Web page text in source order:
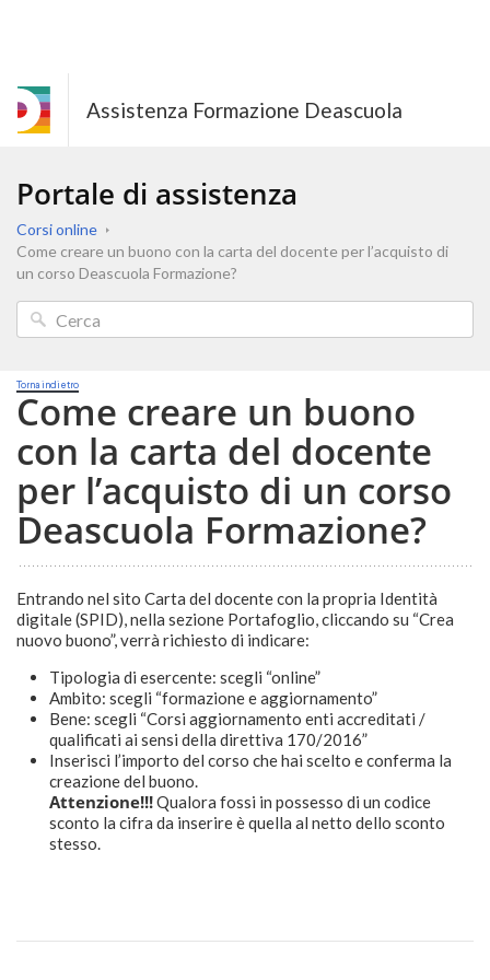
Assistenza Formazione Deascuola
Portale di assistenza
Corsi online
Come creare un buono con la carta del docente per l’acquisto di
un corso Deascuola Formazione?
Torna indietro
Come creare un buono
con la carta del docente
per l’acquisto di un corso
Deascuola Formazione?
Entrando nel sito Carta del docente con la propria Identità
digitale (SPID), nella sezione Portafoglio, cliccando su “Crea
nuovo buono”, verrà richiesto di indicare:
Tipologia di esercente: scegli “online”
Ambito: scegli “formazione e aggiornamento”
Bene: scegli “Corsi aggiornamento enti accreditati /
qualificati ai sensi della direttiva 170/2016”
Inserisci l’importo del corso che hai scelto e conferma la
creazione del buono.
Attenzione!!!Qualora fossi in possesso di un codice
sconto la cifra da inserire è quella al netto dello sconto
stesso.